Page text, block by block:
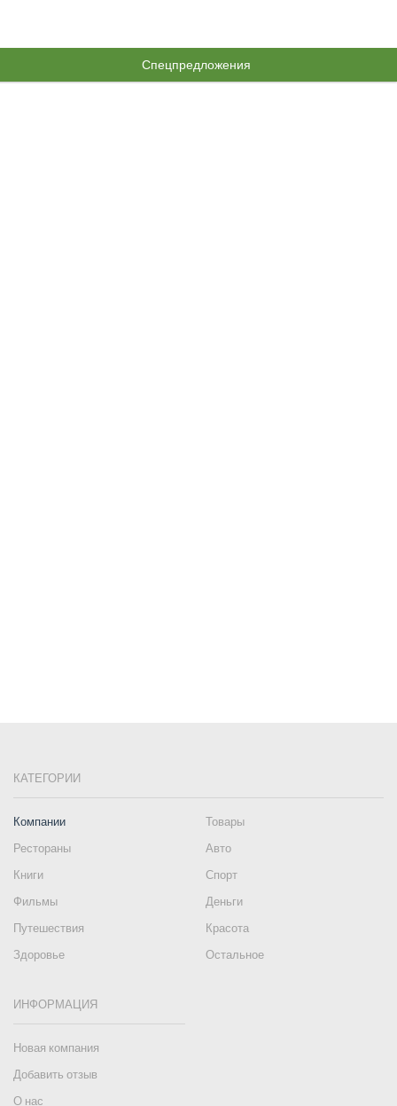
Спецпредложения
КАТЕГОРИИ
Компании
Товары
Рестораны
Авто
Книги
Спорт
Фильмы
Деньги
Путешествия
Красота
Здоровье
Остальное
ИНФОРМАЦИЯ
Новая компания
Добавить отзыв
О нас